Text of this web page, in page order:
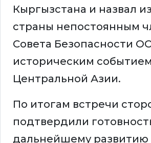
Кыргызстана и назвал
страны непостоянным
Совета Безопасности
историческим
Центральной Азии.
По итогам встречи
подтвердили
дальнейшему развитию